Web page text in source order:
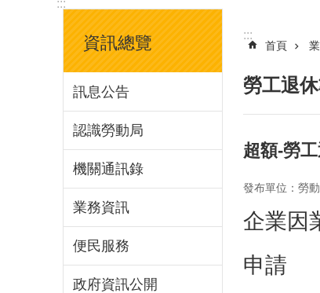
:::
資訊總覽
訊息公告
認識勞動局
機關通訊錄
業務資訊
便民服務
政府資訊公開
:::
首頁
勞工退
超額-勞
發布單位：勞
企業因
申請